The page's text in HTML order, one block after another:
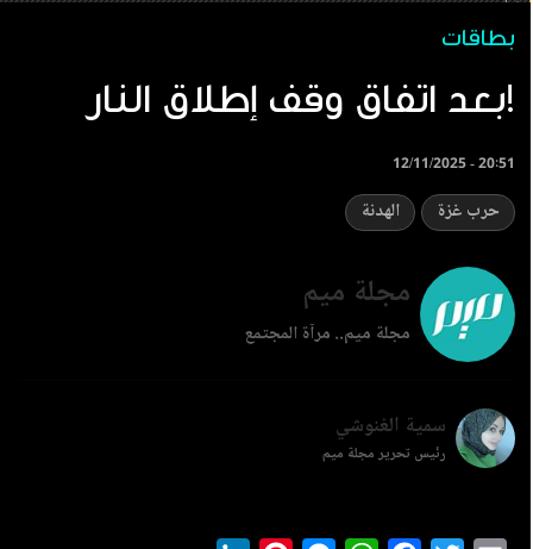
بطاقات
بعد اتفاق وقف إطلاق النار!
12/11/2025 - 20:51
حرب غزة الهدنة
مجلة ميم
مجلة ميم.. مرآة المجتمع
سمية الغنوشي
رئيس تحرير مجلة ميم